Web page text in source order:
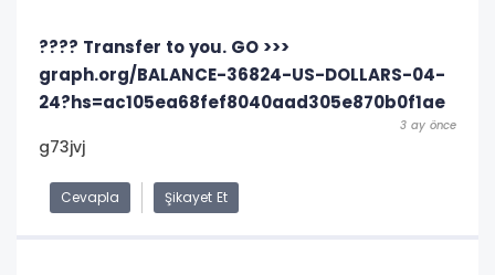
???? Transfer to you. GO >>>
graph.org/BALANCE-36824-US-DOLLARS-04-
24?hs=ac105ea68fef8040aad305e870b0f1ae
3 ay önce
g73jvj
Cevapla Şikayet Et